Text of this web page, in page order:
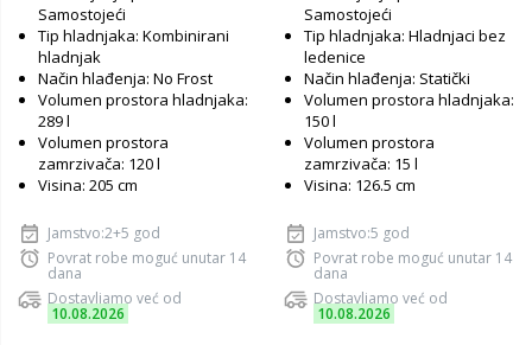
Samostojeći
Tip hladnjaka: Kombinirani
hladnjak
Način hlađenja: No Frost
Volumen prostora hladnjaka:
289 l
Volumen prostora
zamrzivača: 120 l
Visina: 205 cm
Jamstvo:2+5 god
Povrat robe moguć unutar 14
dana
Dostavljamo već od
10.08.2026
Samostojeći
Tip hladnjaka: Hladnjaci bez
ledenice
Način hlađenja: Statički
Volumen prostora hladnjaka:
150 l
Volumen prostora
zamrzivača: 15 l
Visina: 126.5 cm
Jamstvo:5 god
Povrat robe moguć unutar 14
dana
Dostavljamo već od
10.08.2026